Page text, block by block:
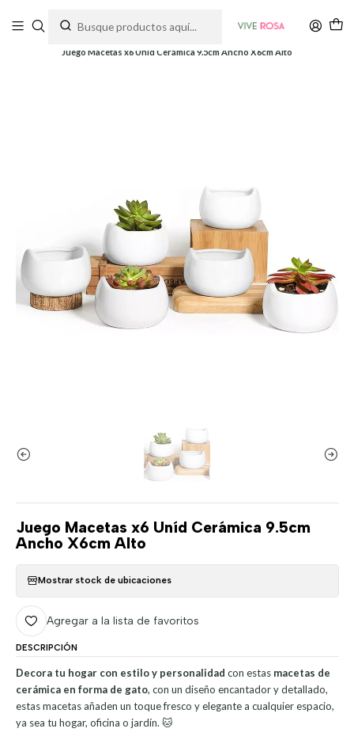
Juego Macetas x6 Uníd Cerámica 9.5cm Ancho X6cm Alto
Juego Macetas x6 Uníd Cerámica 9.5cm
Ancho X6cm Alto
Mostrar stock de ubicaciones
Agregar a la lista de favoritos
DESCRIPCIÓN
Decora tu hogar con estilo y personalidad con estas macetas de
cerámica en forma de gato, con un diseño encantador y detallado,
estas macetas añaden un toque fresco y elegante a cualquier espacio,
ya sea tu hogar, oficina o jardín. 🐱